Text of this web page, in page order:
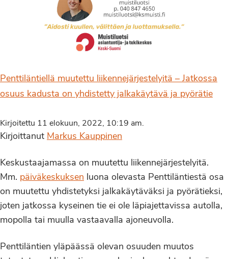
Penttiläntiellä muutettu liikennejärjestelyitä – Jatkossa
osuus kadusta on yhdistetty jalkakäytävä ja pyörätie
Kirjoitettu 11 elokuun, 2022, 10:19 am.
Kirjoittanut Markus Kauppinen
Keskustaajamassa on muutettu liikennejärjestelyitä.
Mm. päiväkeskuksen luona olevasta Penttiläntiestä osa
on muutettu yhdistetyksi jalkakäytäväksi ja pyörätieksi,
joten jatkossa kyseinen tie ei ole läpiajettavissa autolla,
mopolla tai muulla vastaavalla ajoneuvolla.
Penttiläntien yläpäässä olevan osuuden muutos